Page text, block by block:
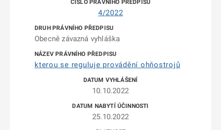
4/2022
Obecně závazná vyhláška
kterou se reguluje provádění ohňostrojů
10.10.2022
25.10.2022